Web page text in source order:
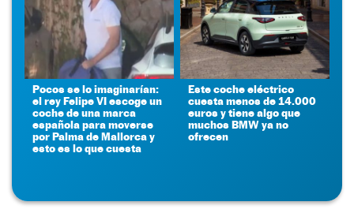
Pocos se lo imaginarían:
el rey Felipe VI escoge un
coche de una marca
española para moverse
por Palma de Mallorca y
esto es lo que cuesta
Este coche eléctrico
cuesta menos de 14.000
euros y tiene algo que
muchos BMW ya no
ofrecen